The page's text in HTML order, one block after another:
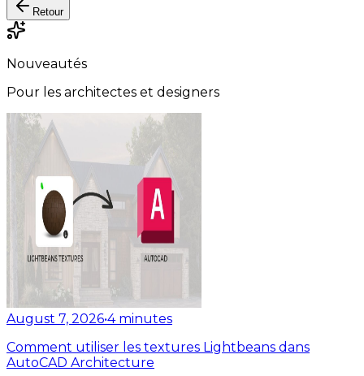
Retour
Nouveautés
Pour les architectes et designers
August 7, 2026•4 minutes
Comment utiliser les textures Lightbeans dans
AutoCAD Architecture